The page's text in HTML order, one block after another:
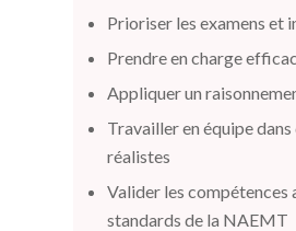
Prioriser les examens et
Prendre en charge
Appliquer un
Travailler en équipe
réalistes
Valider les compétences
standards de la NAEMT